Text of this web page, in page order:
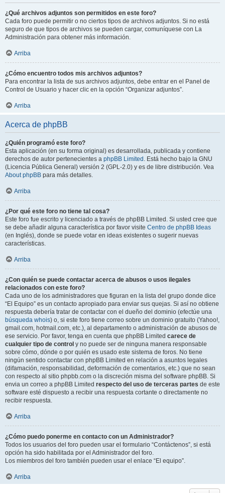
¿Qué archivos adjuntos son permitidos en este foro?
Cada foro puede permitir o no ciertos tipos de archivos adjuntos. Si no está
seguro de que tipos de archivos se pueden cargar, comuníquese con La
Administración para obtener más información.
Arriba
¿Cómo encuentro todos mis archivos adjuntos?
Para encontrar la lista de sus archivos adjuntos, debe entrar en el Panel de
Control de Usuario y hacer clic en la opción “Organizar adjuntos”.
Arriba
Acerca de phpBB
¿Quién programó este foro?
Esta aplicación (en su forma original) es desarrollada, publicada y contiene
derechos de autor pertenecientes a phpBB Limited . Está hecho bajo la GNU
(Licencia Pública General) versión 2 (GPL-2.0) y es de libre distribución. Vea
About phpBB para más detalles.
Arriba
¿Por qué este foro no tiene tal cosa?
Este foro fue escrito y licenciado a través de phpBB Limited. Si usted cree que
se debe añadir alguna característica por favor visite Centro de phpBB Ideas
(en Inglés), donde se puede votar en ideas existentes o sugerir nuevas
características.
Arriba
¿Con quién se puede contactar acerca de abusos o usos ilegales
relacionados con este foro?
Cada uno de los administradores que figuran en la lista del grupo donde dice
“El Equipo” es un contacto apropiado para enviar sus quejas. Si así no obtiene
respuesta debería tratar de contactar con el dueño del dominio (efectúe una
búsqueda whois) o, si este foro tiene correo sobre un dominio gratuito (Yahoo!,
gmail.com, hotmail.com, etc.), al departamento o administración de abusos de
ese servicio. Por favor, tenga en cuenta que phpBB Limited carece de
cualquier tipo de control y no puede ser de ninguna manera responsable
sobre cómo, dónde o por quién es usado este sistema de foros. No tiene
ningún sentido contactar con phpBB Limited en relación a asuntos legales
(difamación, responsabilidad, deformación de comentarios, etc.) que no sean
con respecto al sitio phpbb.com o la discreción misma del software phpBB. Si
envia un correo a phpBB Limited respecto del uso de terceras partes de este
software esté dispuesto a recibir una respuesta cortante o directamente no
recibir respuesta.
Arriba
¿Cómo puedo ponerme en contacto con un Administrador?
Todos los usuarios del foro pueden usar el formulario “Contáctenos”, si está
opción ha sido habilitada por el Administrador del foro.
Los miembros del foro también pueden usar el enlace “El equipo”.
Arriba